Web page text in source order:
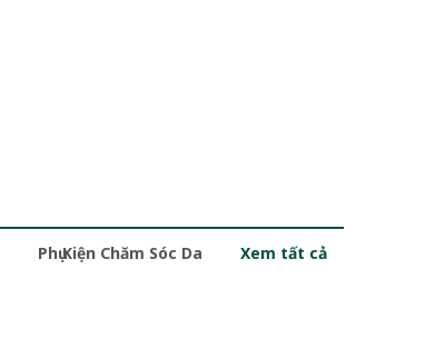
Phụ Kiện Chăm Sóc Da Xem tất cả